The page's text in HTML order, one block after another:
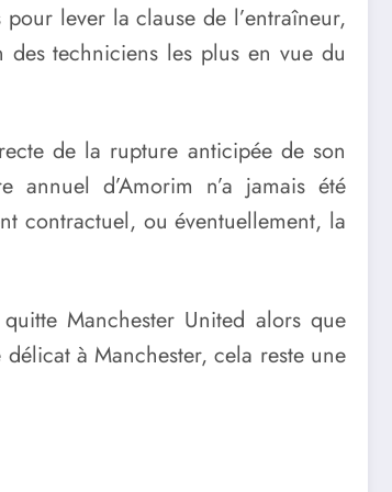
lever la clause de l’entraîneur,
des techniciens les plus en vue du
de la rupture anticipée de son
d’Amorim n’a jamais été
contractuel, ou éventuellement, la
Manchester United alors que
à Manchester, cela reste une